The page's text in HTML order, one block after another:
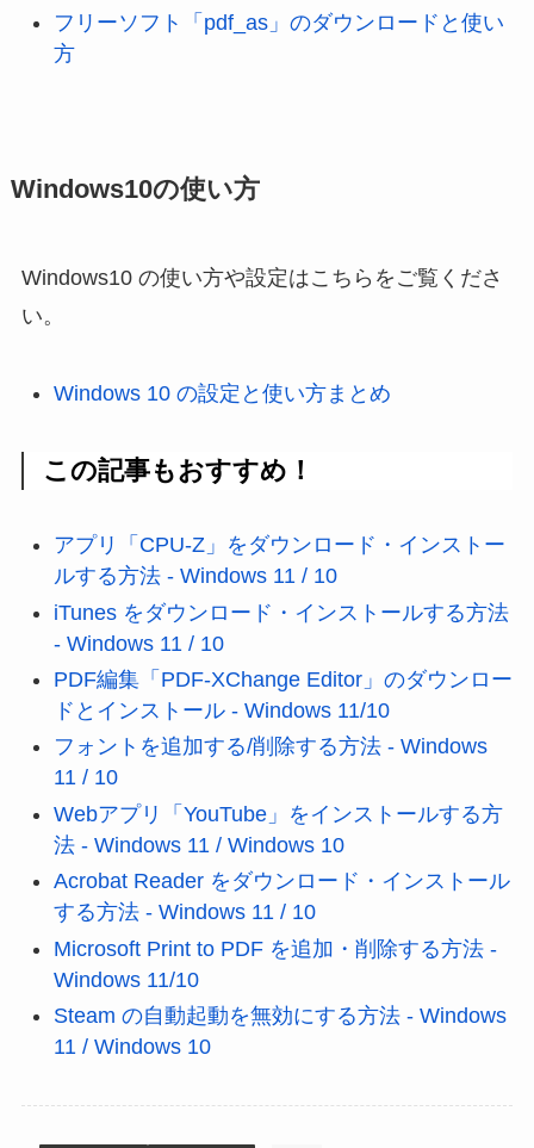
フリーソフト「pdf_as」のダウンロードと使い
方
Windows10の使い方
Windows10 の使い方や設定はこちらをご覧くださ
い。
Windows 10 の設定と使い方まとめ
この記事もおすすめ！
アプリ「CPU-Z」をダウンロード・インストー
ルする方法 - Windows 11 / 10
iTunes をダウンロード・インストールする方法
- Windows 11 / 10
PDF編集「PDF-XChange Editor」のダウンロー
ドとインストール - Windows 11/10
フォントを追加する/削除する方法 - Windows
11 / 10
Webアプリ「YouTube」をインストールする方
法 - Windows 11 / Windows 10
Acrobat Reader をダウンロード・インストール
する方法 - Windows 11 / 10
Microsoft Print to PDF を追加・削除する方法 -
Windows 11/10
Steam の自動起動を無効にする方法 - Windows
11 / Windows 10